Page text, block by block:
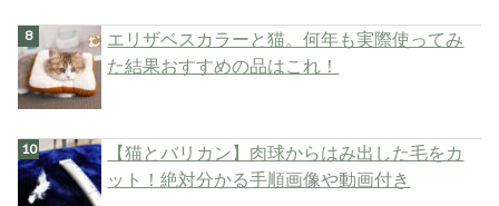
エリザベスカラーと猫。何年も実際使ってみ
た結果おすすめの品はこれ！
【猫とバリカン】肉球からはみ出した毛をカ
ット！絶対分かる手順画像や動画付き